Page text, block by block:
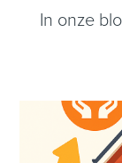
In onze